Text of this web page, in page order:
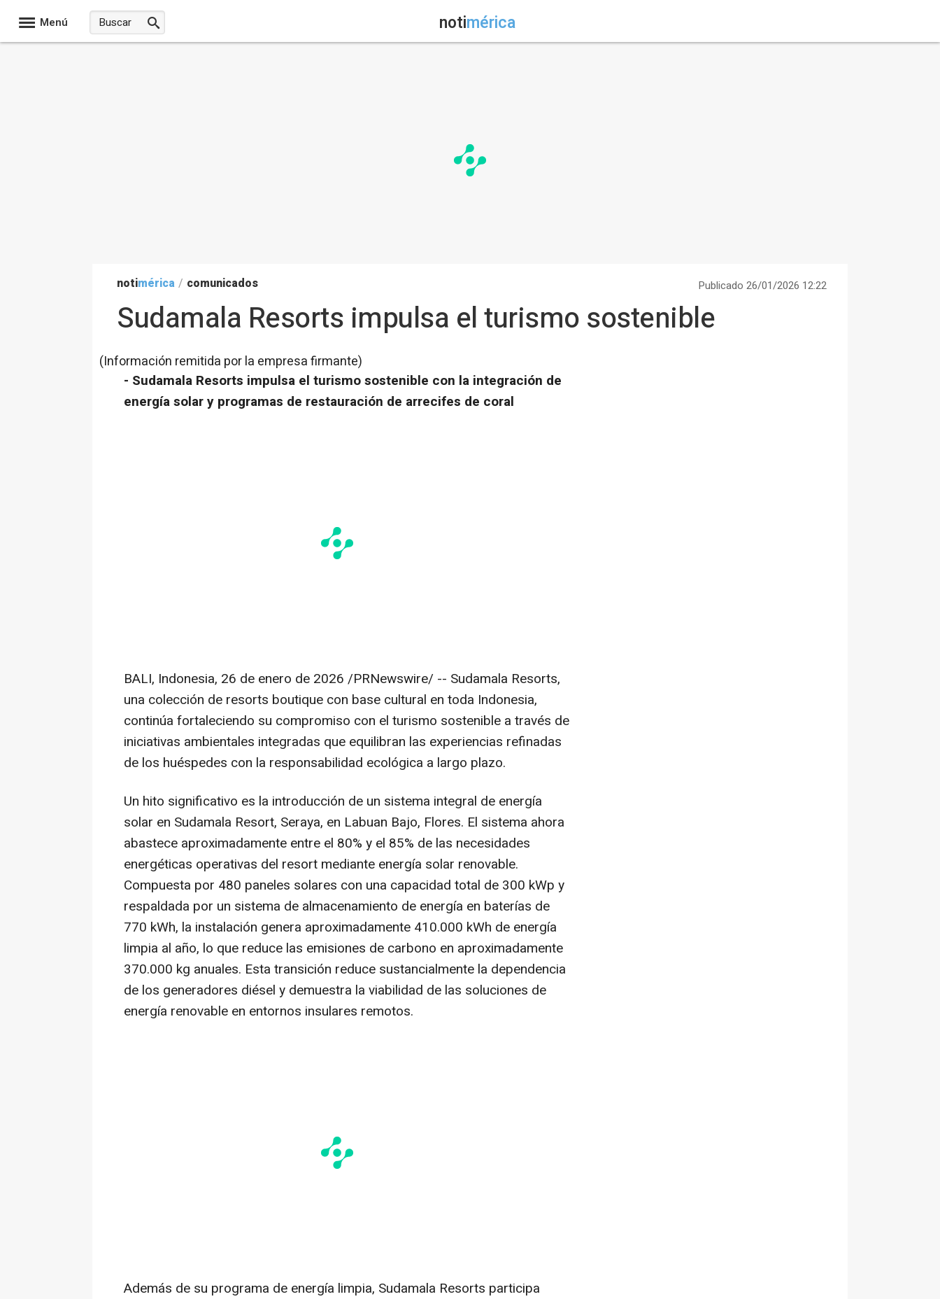
Menú notimérica
notimérica / comunicados Publicado 26/01/2026 12:22
Sudamala Resorts impulsa el turismo sostenible
(Información remitida por la empresa firmante)
- Sudamala Resorts impulsa el turismo sostenible con la integración de
energía solar y programas de restauración de arrecifes de coral
BALI, Indonesia, 26 de enero de 2026 /PRNewswire/ -- Sudamala Resorts,
una colección de resorts boutique con base cultural en toda Indonesia,
continúa fortaleciendo su compromiso con el turismo sostenible a través de
iniciativas ambientales integradas que equilibran las experiencias refinadas
de los huéspedes con la responsabilidad ecológica a largo plazo.
Un hito significativo es la introducción de un sistema integral de energía
solar en Sudamala Resort, Seraya, en Labuan Bajo, Flores. El sistema ahora
abastece aproximadamente entre el 80% y el 85% de las necesidades
energéticas operativas del resort mediante energía solar renovable.
Compuesta por 480 paneles solares con una capacidad total de 300 kWp y
respaldada por un sistema de almacenamiento de energía en baterías de
770 kWh, la instalación genera aproximadamente 410.000 kWh de energía
limpia al año, lo que reduce las emisiones de carbono en aproximadamente
370.000 kg anuales. Esta transición reduce sustancialmente la dependencia
de los generadores diésel y demuestra la viabilidad de las soluciones de
energía renovable en entornos insulares remotos.
Además de su programa de energía limpia, Sudamala Resorts participa